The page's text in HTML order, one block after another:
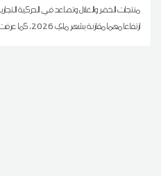
منتجات الخضر والغلال وتصاعد في الحركية
ارتفاعا مهما مقارنة بشهر ماي 2026، كما عرفت الأسعار تراجعا